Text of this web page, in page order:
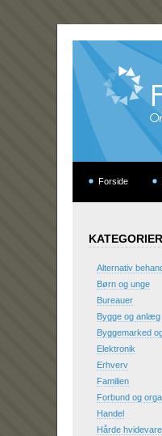
Forside
KATEGORIER
Alternativ
Børn og unge
Bureauer
Bygge og anlæg
Byggemarked
Elektronik
Erhverv
Familien
Forbund og
Handel
Hårde